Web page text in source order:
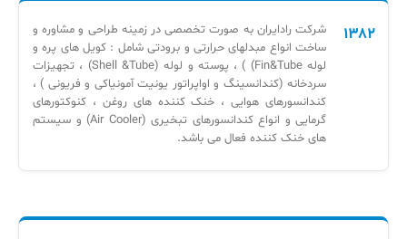
1382
شرکت رادایران به صورت تخصصی در زمینه طراحی و مشاوره و
ساخت انواع مبدلهای حرارتی و برودتی شامل : کویل های پره و
لوله Fin&Tube) ) ، پوسته و لوله (Shell &Tube) ، تجهیزات
سردخانه (کندانسینگ و اواپراتور یونیت آمونیاکی و فریونی ) ،
کندانسورهای هوایی ، خنک کننده های روغن ، کنوکتورهای
گرمایی و انواع کندانسورهای تبخیری (Air Cooler) و سیستم
های خنک کننده فعال می باشد.